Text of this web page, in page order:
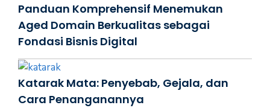
Panduan Komprehensif Menemukan
Aged Domain Berkualitas sebagai
Fondasi Bisnis Digital
Katarak Mata: Penyebab, Gejala, dan
Cara Penanganannya